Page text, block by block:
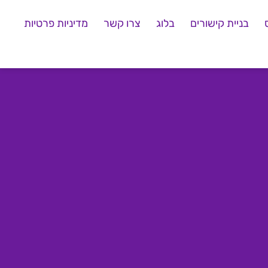
בניית קישורים בלוג צרו קשר מדיניות פרטיות